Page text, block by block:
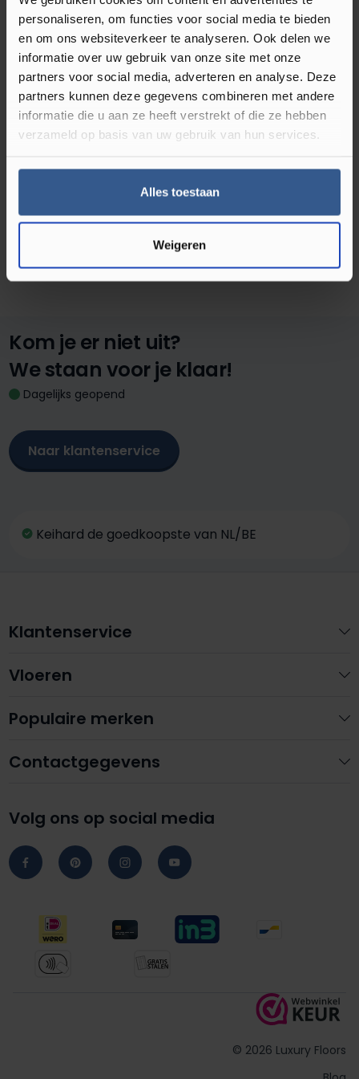
personaliseren, om functies voor social media te bieden
en om ons websiteverkeer te analyseren. Ook delen we
informatie over uw gebruik van onze site met onze
partners voor social media, adverteren en analyse. Deze
partners kunnen deze gegevens combineren met andere
informatie die u aan ze heeft verstrekt of die ze hebben
verzameld op basis van uw gebruik van hun services.
Alles toestaan
Weigeren
laagste prijsgarantie betaal je gegarandeerd nooit te
veel. Bestel jouw fineerparket houten vloer eenvoudig
online en profiteer van snelle levering, of kom langs in
onze showroom in Kampen om de vloeren zelf te
bekijken. Onze experts adviseren je graag over de vloer
die het beste past bij jouw wensen. Zoek je een houten
vloer die nét wat robuuster is en vaker kan worden
de dikkere toplaag nog langer meegaat.
Kom je er niet uit?
We staan voor je klaar!
Dagelijks geopend
Naar klantenservice
Keihard de goedkoopste van NL/BE
Contactgegevens
Volg ons op social media
Klantenservice
Vloeren
Populaire merken
© 2026 Luxury Floors